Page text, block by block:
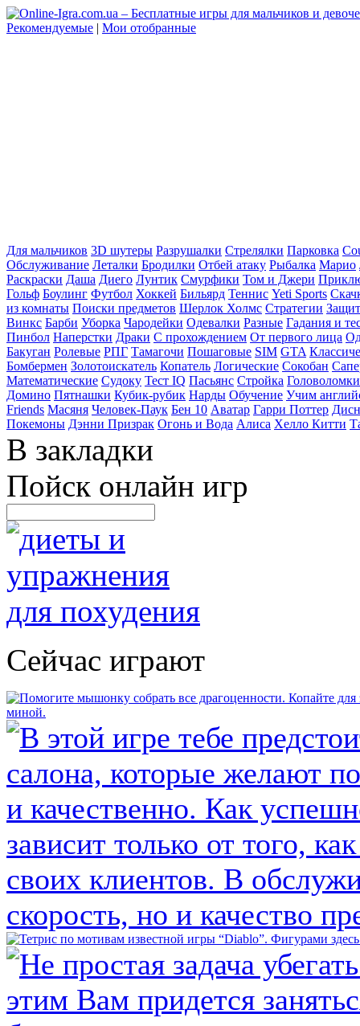
Рекомендуемые | Мои отобранные
Для мальчиков 3D шутеры Разрушалки Стрелялки Парковка
Обслуживание Леталки Бродилки Отбей атаку Рыбалка Марио
Раскраски Даша Диего Лунтик Смурфики Том и Джери
Гольф Боулинг Футбол Хоккей Бильярд Теннис Yeti Sports
из комнаты Поиски предметов Шерлок Холмс Стратегии
Винкс Барби Уборка Чародейки Одевалки Разные Гадания и
Пинбол Наперстки Драки С прохождением От первого лица
Бакуган Ролевые РПГ Тамагочи Пошаговые SIM GTA
Бомбермен Золотоискатель Копатель Логические Сокобан
Математические Судоку Тест IQ Пасьянс Стройка Головоломки
Домино Пятнашки Кубик-рубик Нарды Обучение Учим
Friends Масяня Человек-Паук Бен 10 Аватар Гарри Поттер
Покемоны Дэнни Призрак Огонь и Вода Алиса Хелло Китти
В закладки
Пойск онлайн игр
Сейчас играют